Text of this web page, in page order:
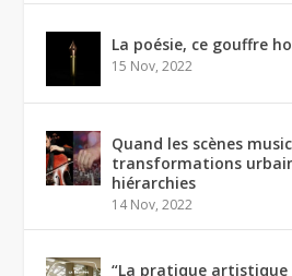
La poésie, ce gouffre
15 Nov, 2022
Quand les scènes
transformations
hiérarchies
14 Nov, 2022
“La pratique